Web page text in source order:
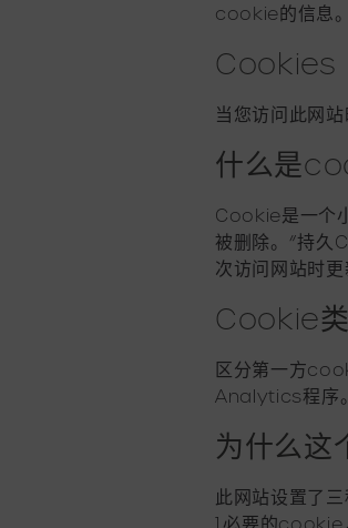
cookie的信息。
Cookies
当您访问此网
什么是
Cookie是一个
被删除。“持久
次访问网站时更
Cookie
区分第一方
Analytics程序
为什么
此网站设置了